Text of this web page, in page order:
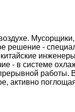
Мусорщики,
решение -
- в системе
работы.
активно